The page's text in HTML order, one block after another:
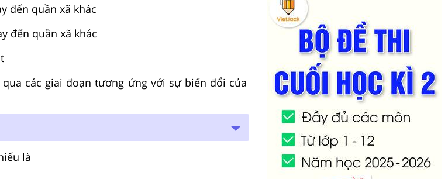
đến quần xã khác
đến quần xã khác
các giai đoạn tương ứng với sự biến đổi của
là